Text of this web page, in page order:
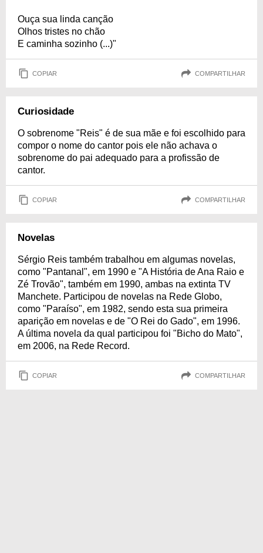
Ouça sua linda canção
Olhos tristes no chão
E caminha sozinho (...)"
COPIAR COMPARTILHAR
Curiosidade
O sobrenome "Reis" é de sua mãe e foi escolhido para
compor o nome do cantor pois ele não achava o
sobrenome do pai adequado para a profissão de
cantor.
COPIAR COMPARTILHAR
Novelas
Sérgio Reis também trabalhou em algumas novelas,
como "Pantanal", em 1990 e "A História de Ana Raio e
Zé Trovão", também em 1990, ambas na extinta TV
Manchete. Participou de novelas na Rede Globo,
como "Paraíso", em 1982, sendo esta sua primeira
aparição em novelas e de "O Rei do Gado", em 1996.
A última novela da qual participou foi "Bicho do Mato",
em 2006, na Rede Record.
COPIAR COMPARTILHAR